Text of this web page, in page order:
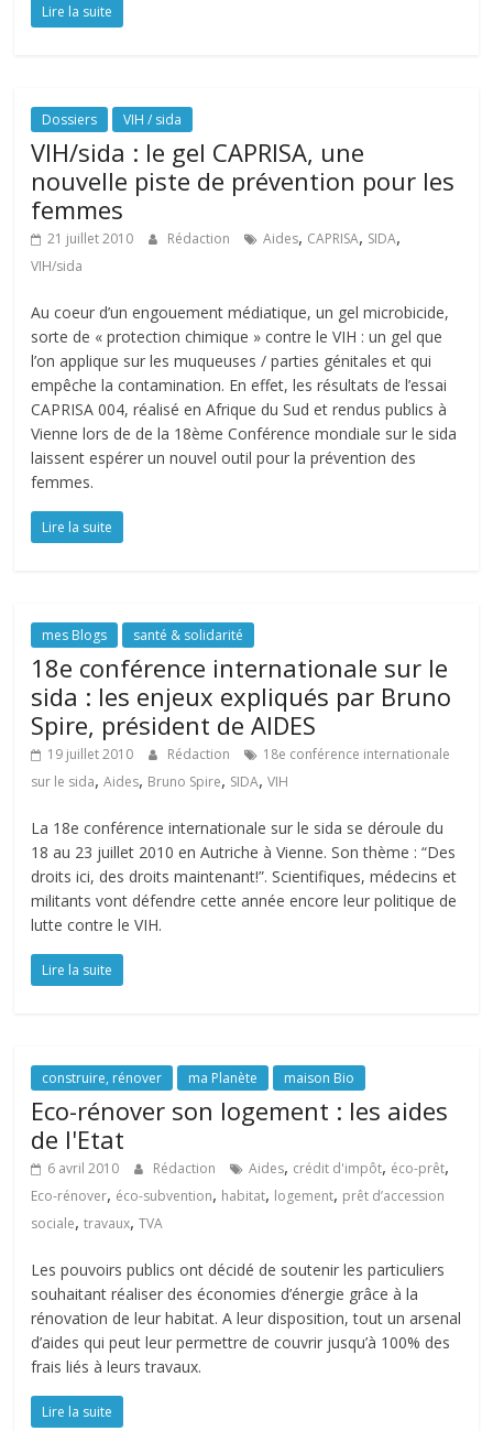
Lire la suite
Dossiers VIH / sida
VIH/sida : le gel CAPRISA, une
nouvelle piste de prévention pour les
femmes
21 juillet 2010 Rédaction Aides, CAPRISA, SIDA,
VIH/sida
Au coeur d’un engouement médiatique, un gel microbicide,
sorte de « protection chimique » contre le VIH : un gel que
l’on applique sur les muqueuses / parties génitales et qui
empêche la contamination. En effet, les résultats de l’essai
CAPRISA 004, réalisé en Afrique du Sud et rendus publics à
Vienne lors de de la 18ème Conférence mondiale sur le sida
laissent espérer un nouvel outil pour la prévention des
femmes.
Lire la suite
mes Blogs santé & solidarité
18e conférence internationale sur le
sida : les enjeux expliqués par Bruno
Spire, président de AIDES
19 juillet 2010 Rédaction
18e conférence internationale
sur le sida,Aides, Bruno Spire, SIDA,VIH
La 18e conférence internationale sur le sida se déroule du
18 au 23 juillet 2010 en Autriche à Vienne. Son thème : “Des
droits ici, des droits maintenant!”. Scientifiques, médecins et
militants vont défendre cette année encore leur politique de
lutte contre le VIH.
Lire la suite
construire, rénover ma Planète maison Bio
Eco-rénover son logement : les aides
de l'Etat
6 avril 2010 Rédaction Aides, crédit d'impôt, éco-prêt,
Eco-rénover, éco-subvention, habitat, logement, prêt d’accession
sociale,travaux,TVA
Les pouvoirs publics ont décidé de soutenir les particuliers
souhaitant réaliser des économies d’énergie grâce à la
rénovation de leur habitat. A leur disposition, tout un arsenal
d’aides qui peut leur permettre de couvrir jusqu’à 100% des
frais liés à leurs travaux.
Lire la suite